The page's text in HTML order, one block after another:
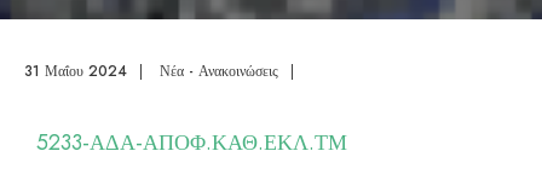
31 Μαΐου 2024 | Νέα - Ανακοινώσεις |
5233-ΑΔΑ-ΑΠΟΦ.ΚΑΘ.ΕΚΛ.ΤΜ